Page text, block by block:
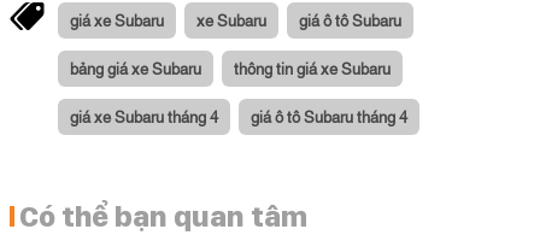
giá xe Subaru xe Subaru giá ô tô Subaru
bảng giá xe Subaru thông tin giá xe Subaru
giá xe Subaru tháng 4 giá ô tô Subaru tháng 4
Có thể bạn quan tâm